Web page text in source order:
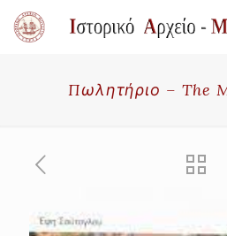
Πωλητήριο – The